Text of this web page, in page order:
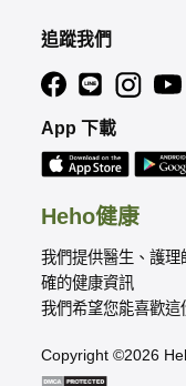
Heho健康
我們提供醫生、護
確的健康資訊
我們希望您能喜歡這
Copyright ©2026
追蹤我們
App 下載